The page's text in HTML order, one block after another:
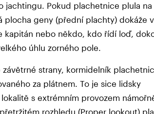
jachtingu. Pokud plachetnice plula
plocha geny (přední plachty) dokáže
kapitán nebo někdo, kdo řídí loď,
úhlu zorného pole.
závětrné strany, kormidelník
za plátnem. To je sice lidsky
s extrémním provozem
rozhledu (Proper lookout)